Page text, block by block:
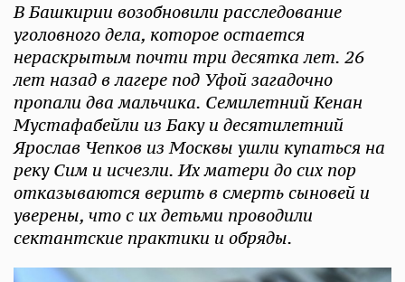
В Башкирии возобновили расследование
уголовного дела, которое остается
нераскрытым почти три десятка лет. 26
лет назад в лагере под Уфой загадочно
пропали два мальчика. Семилетний Кенан
Мустафабейли из Баку и десятилетний
Ярослав Чепков из Москвы ушли купаться на
реку Сим и исчезли. Их матери до сих пор
отказываются верить в смерть сыновей и
уверены, что с их детьми проводили
сектантские практики и обряды.